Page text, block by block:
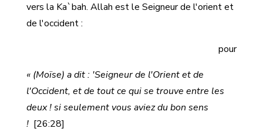
vers la Ka`bah. Allah est le Seigneur de l'orient et
de l'occident :
pour
« (Moïse) a dit : 'Seigneur de l'Orient et de
l'Occident, et de tout ce qui se trouve entre les
deux ! si seulement vous aviez du bon sens
! [26:28]